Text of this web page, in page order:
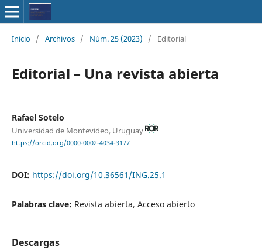
Inicio / Archivos / Núm. 25 (2023) / Editorial
Editorial – Una revista abierta
Rafael Sotelo
Universidad de Montevideo, Uruguay
https://orcid.org/0000-0002-4034-3177
DOI: https://doi.org/10.36561/ING.25.1
Palabras clave: Revista abierta, Acceso abierto
Descargas